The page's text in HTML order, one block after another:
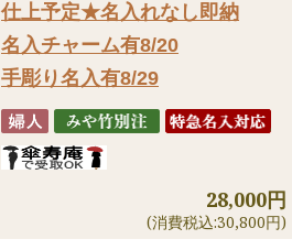
仕上予定★名入れなし即納
名入チャーム有8/20
手彫り名入有8/29
28,000円
(消費税込:30,800円)